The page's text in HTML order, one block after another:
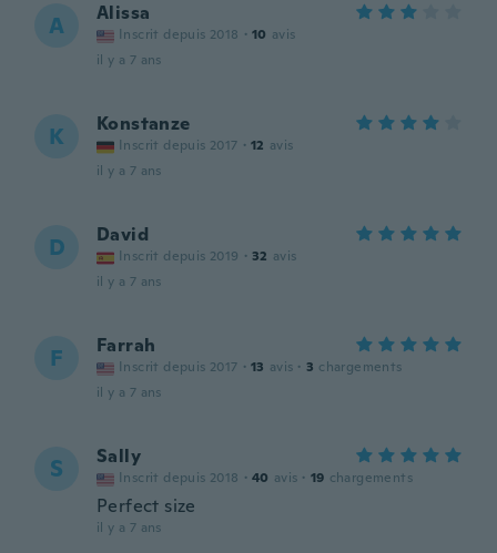
A Alissa
Inscrit depuis 2018 · 10 avis
il y a 7 ans
K Konstanze
Inscrit depuis 2017 · 12 avis
il y a 7 ans
D David
Inscrit depuis 2019 · 32 avis
il y a 7 ans
F Farrah
Inscrit depuis 2017 · 13 avis · 3 chargements
il y a 7 ans
S Sally
Inscrit depuis 2018 · 40 avis · 19 chargements
Perfect size
il y a 7 ans